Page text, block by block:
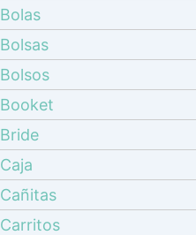
Bolas
Bolsas
Bolsos
Booket
Bride
Caja
Cañitas
Carritos